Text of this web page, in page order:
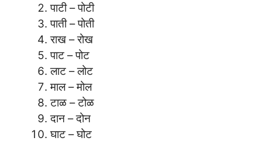
पाटी – पोटी
पाती – पोती
राख – रोख
पाट – पोट
लाट – लोट
माल – मोल
टाळ – टोळ
दान – दोन
घाट – घोट